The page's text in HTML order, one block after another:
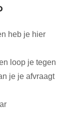
heb je hier
loop je tegen
je je afvraagt